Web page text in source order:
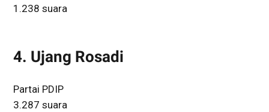
1.238 suara
4. Ujang Rosadi
Partai PDIP
3.287 suara